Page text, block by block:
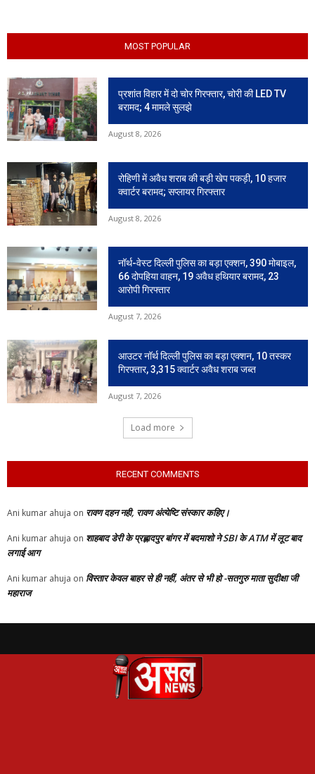
MOST POPULAR
प्रशांत विहार में दो चोर गिरफ्तार, चोरी की LED TV
बरामद; 4 मामले सुलझे
August 8, 2026
रोहिणी में अवैध शराब की बड़ी खेप पकड़ी, 10 हजार
क्वार्टर बरामद; सप्लायर गिरफ्तार
August 8, 2026
नॉर्थ-वेस्ट दिल्ली पुलिस का बड़ा एक्शन, 390 मोबाइल,
66 दोपहिया वाहन, 19 अवैध हथियार बरामद, 23
आरोपी गिरफ्तार
August 7, 2026
आउटर नॉर्थ दिल्ली पुलिस का बड़ा एक्शन, 10 तस्कर
गिरफ्तार, 3,315 क्वार्टर अवैध शराब जब्त
August 7, 2026
Load more
RECENT COMMENTS
Ani kumar ahuja on रावण दहन नही, रावण अंत्येष्टि संस्कार कहिए।
Ani kumar ahuja on शाहबाद डेरी के प्रह्लादपुर बांगर में बदमाशो ने SBI के ATM में लूट बाद
लगाई आग
Ani kumar ahuja on विस्तार केवल बाहर से ही नहीं, अंतर से भी हो -सतगुरु माता सुदीक्षा जी
महाराज